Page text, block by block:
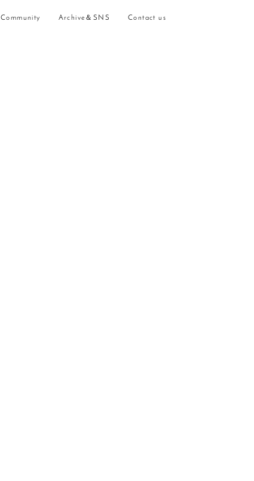
Community Archive＆SNS Contact us